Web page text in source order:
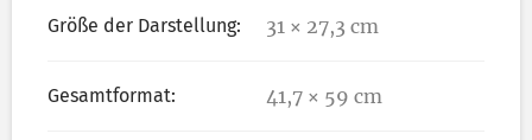
Größe der Darstellung: 31 × 27,3 cm
Gesamtformat: 41,7 × 59 cm